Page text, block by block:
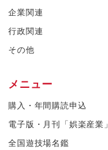
企業関連
行政関連
その他
メニュー
購入・年間購読申込
電子版・月刊「娯楽産業」
全国遊技場名鑑